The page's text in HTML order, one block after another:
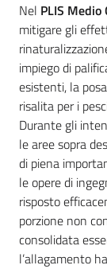
Nel PLIS Medio
mitigare gli
impiego di
esistenti, la
risalita per i
Durante gli
le aree sopra
di piena
le opere di
risposto
porzione non
consolidata
l’allagamento